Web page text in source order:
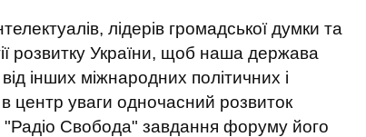
лідерів громадської думки та
розвитку України, щоб наша держава
інших міжнародних політичних і
центр уваги одночасний розвиток
"Радіо Свобода" завдання форуму його